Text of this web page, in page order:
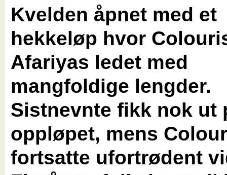
Kvelden åpnet med et
hekkeløp hvor
Afariyas ledet med
mangfoldige lengder.
Sistnevnte fikk nok ut
oppløpet, mens
fortsatte ufortrødent